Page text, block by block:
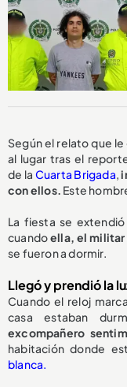
Según el relato que
al lugar tras el
de la Cuarta Brigada,
con ellos. Este
La fiesta se
cuandoella, el militar
se fueron a dormir.
Llegó y prendió la
Cuando el reloj
casa estaban
excompañero
habitación donde
blanca.